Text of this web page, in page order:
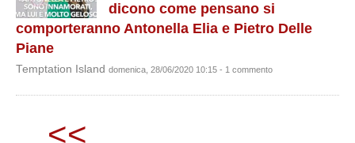
dicono come pensano si
comporteranno Antonella Elia e Pietro Delle
Piane
Temptation Island domenica, 28/06/2020 10:15 - 1 commento
<<